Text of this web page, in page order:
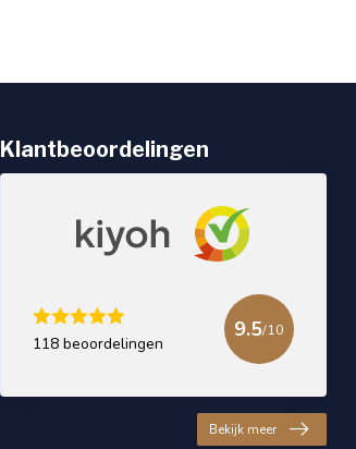
Klantbeoordelingen
118 beoordelingen
9.5/10
Bekijk meer